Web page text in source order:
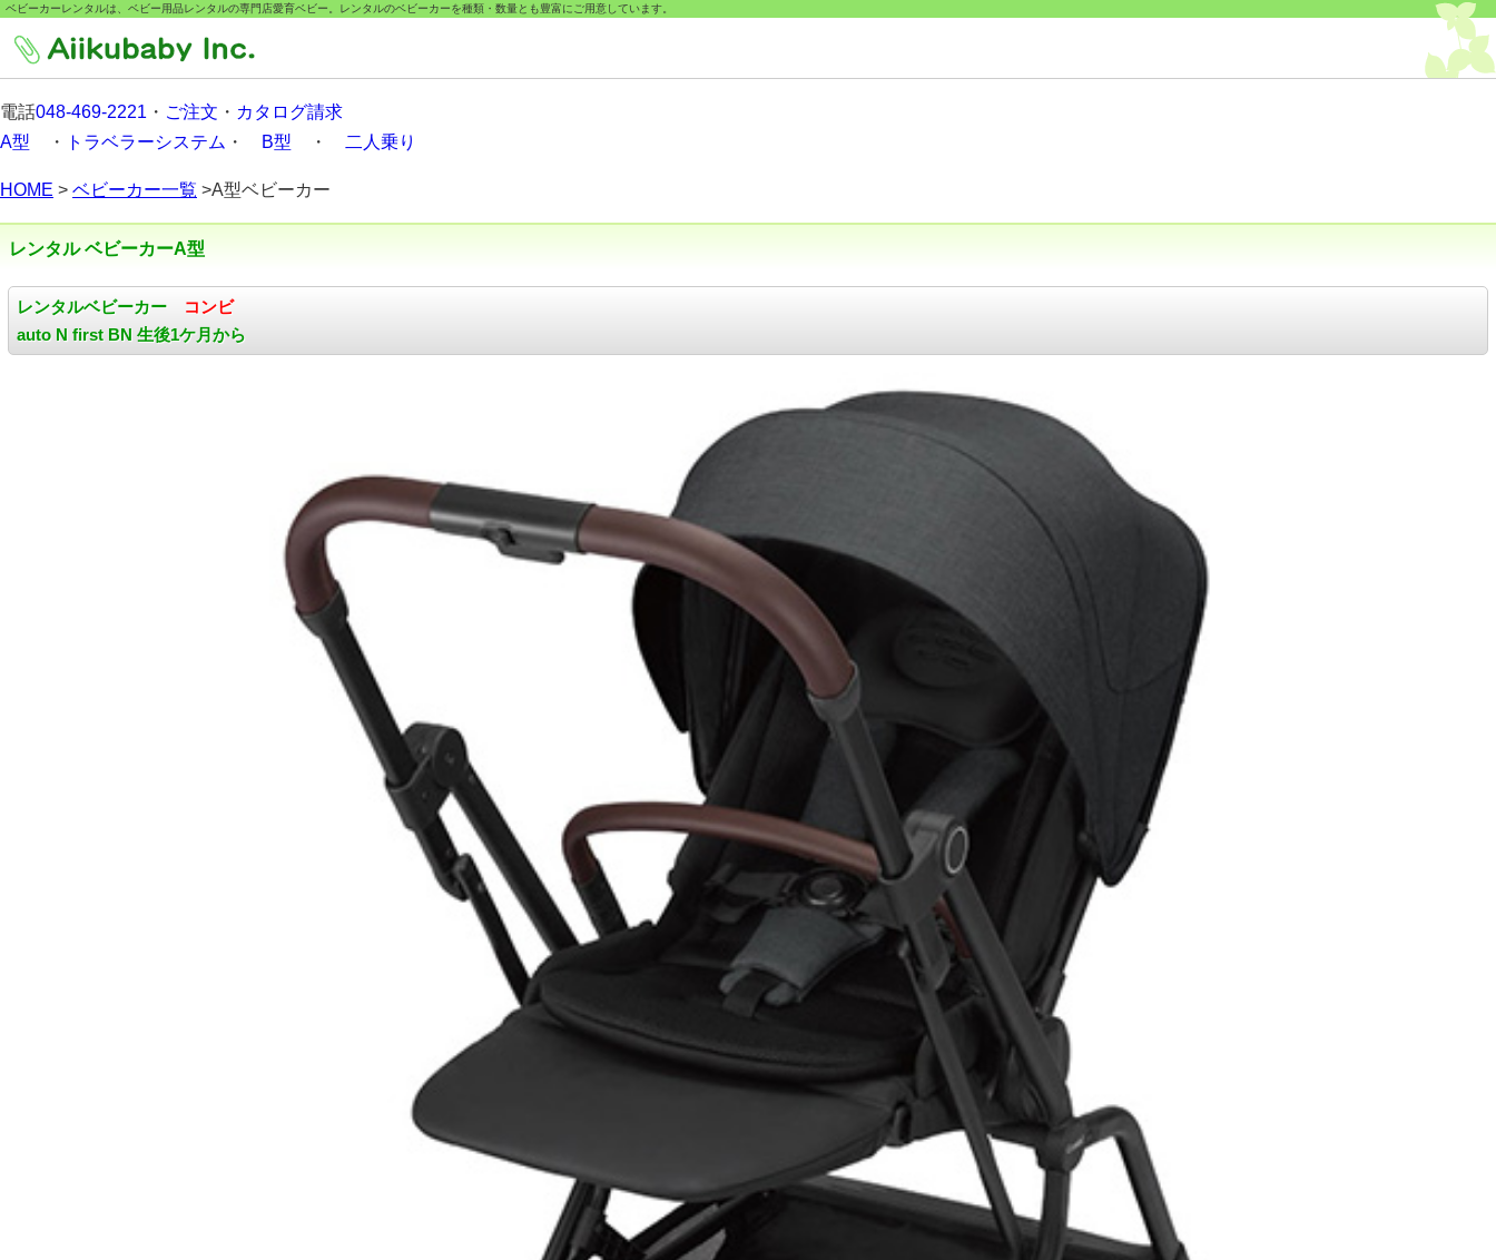
ベビーカーレンタルは、ベビー用品レンタルの専門店愛育ベビー。レンタルのベビーカーを種類・数量とも豊富にご用意しています。
電話048-469-2221 ・ ご注文 ・ カタログ請求
A型 ・ トラベラーシステム ・ B型 ・ 二人乗り
HOME > ベビーカー一覧 >A型ベビーカー
レンタル ベビーカーA型
レンタルベビーカー
コンビ
auto N first BN 生後1ケ月から